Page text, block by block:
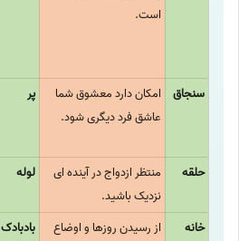
است.
سنجاق
امکان دارد معشوق شما
عاشق فرد دیگری شود.
پر
حلقه
منتظر ازدواج در آینده ای
نزدیک باشید.
لوله
خانه
از رسیدن روزها و اوضاع
بادبادک